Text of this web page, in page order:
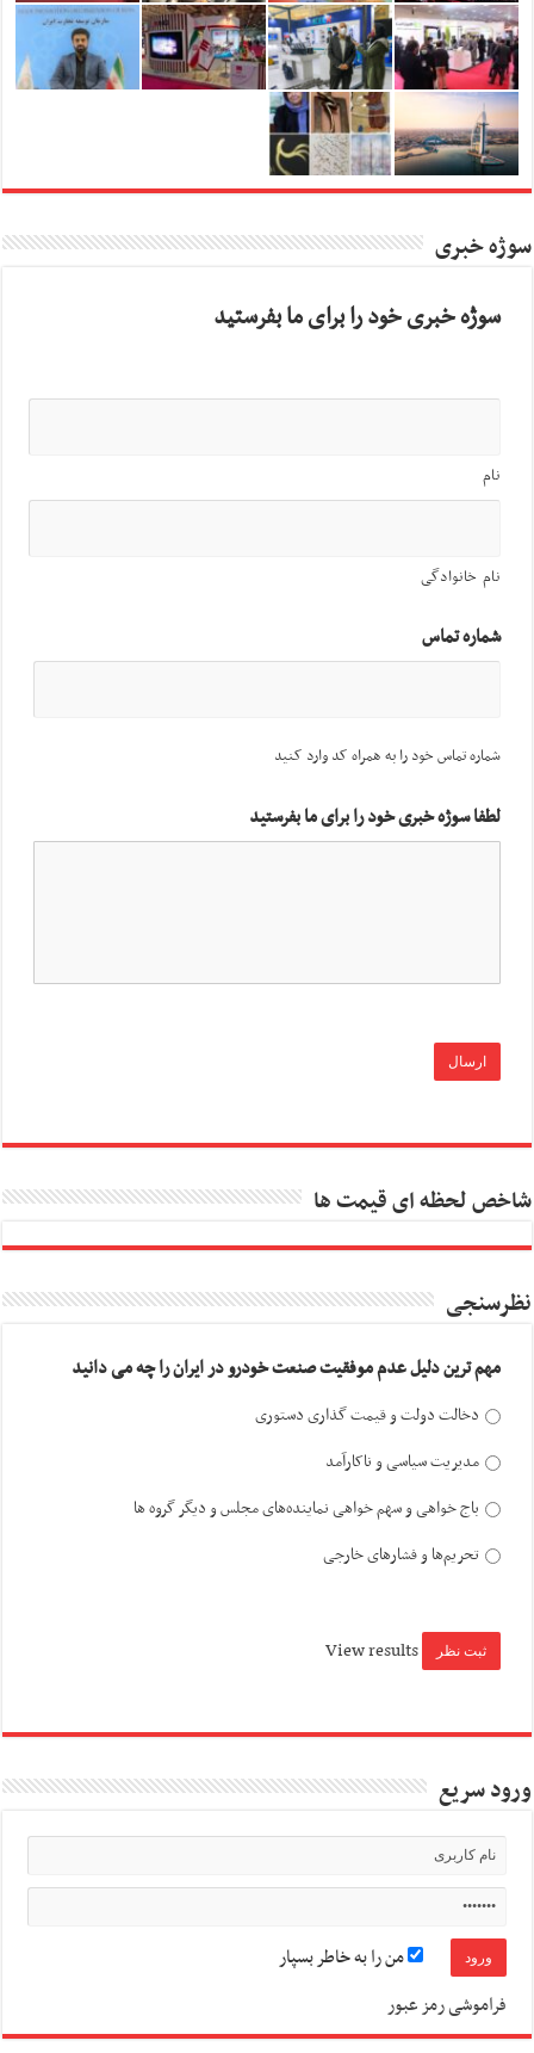
سوژه خبری
سوژه خبری خود را برای ما بفرستید
نام
نام خانوادگی
شماره تماس
شماره تماس خود را به همراه کد وارد کنید
لطفا سوژه خبری خود را برای ما بفرستید
شاخص لحظه ای قیمت ها
نظرسنجی
مهم ترین دلیل عدم موفقیت صنعت خودرو در ایران را چه می دانید
دخالت دولت و قیمت گذاری دستوری
مدیریت سیاسی و ناکارآمد
باج خواهی و سهم خواهی نماینده‌های مجلس و دیگر گروه ها
تحریم‌ها و فشارهای خارجی
View results
ورود سریع
من را به خاطر بسپار
فراموشی رمز عبور